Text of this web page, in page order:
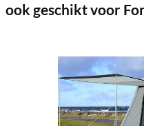
ook geschikt voor